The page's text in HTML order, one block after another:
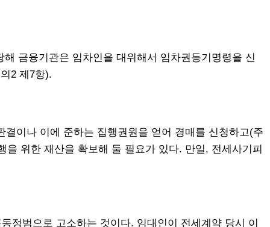
금융기관은 임차인을 대위해서 임차권등기명령을 신
2 제7항).
이나 이에 준하는 집행권원을 얻어 경매를 신청하고(주
위한 재산을 확보해 둘 필요가 있다. 만일, 전세사기피
정범으로 고소하는 것이다. 임대인이 전세계약 당시 이